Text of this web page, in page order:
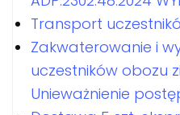
Transport
Zakwaterowanie i
uczestników obozu
Unieważnienie